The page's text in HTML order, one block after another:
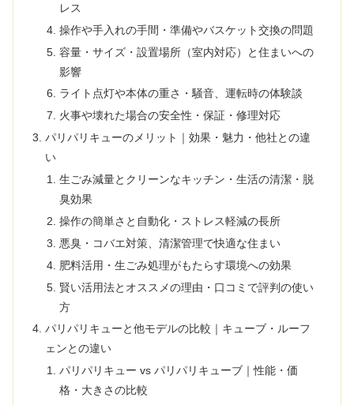
レス
操作や手入れの手間・準備やバスケット交換の問題
容量・サイズ・設置場所（室内対応）と住まいへの
影響
ライト点灯や本体の重さ・騒音、運転時の体験談
火事や壊れた場合の安全性・保証・修理対応
パリパリキューのメリット｜効果・魅力・他社との違
い
生ごみ減量とクリーンなキッチン・生活の清潔・脱
臭効果
操作の簡単さと自動化・ストレス軽減の長所
悪臭・コバエ対策、清潔管理で快適な住まい
肥料活用・生ごみ処理がもたらす環境への効果
賢い活用法とオススメの理由・口コミで評判の使い
方
パリパリキューと他モデルの比較｜キューブ・ルーフ
ェンとの違い
パリパリキュー vs パリパリキューブ｜性能・価
格・大きさの比較